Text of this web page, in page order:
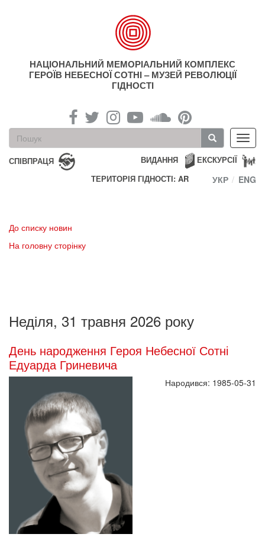
НАЦІОНАЛЬНИЙ МЕМОРІАЛЬНИЙ КОМПЛЕКС
ГЕРОЇВ НЕБЕСНОЇ СОТНІ – МУЗЕЙ РЕВОЛЮЦІЇ
ГІДНОСТІ
Пошукова
форма
Пошук
СПІВПРАЦЯ ЕКСКУРСІЇ
ВИДАННЯ
ТЕРИТОРІЯ ГІДНОСТІ: AR
УКР ENG
До списку новин
На головну сторінку
Неділя, 31 травня 2026 року
День народження Героя Небесної Сотні
Едуарда Гриневича
Народився: 1985-05-31